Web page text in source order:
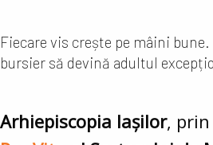
Fiecare vis crește pe mâini
bursier să devină adultul
Arhiepiscopia Iașilor, prin